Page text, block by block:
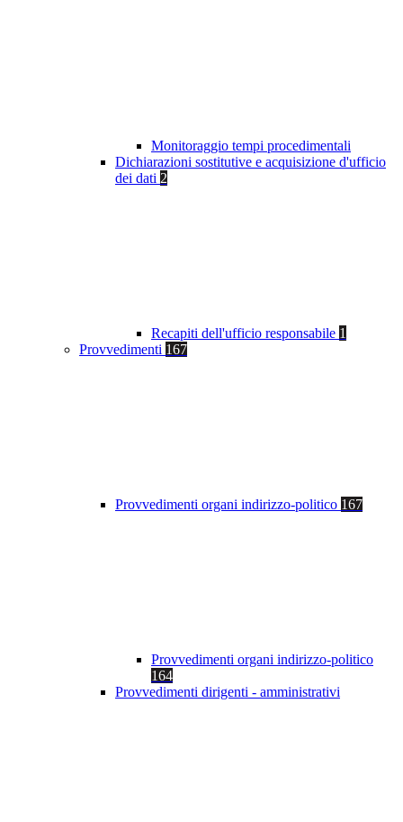
Monitoraggio tempi procedimentali
Dichiarazioni sostitutive e acquisizione d'ufficio
dei dati 2
Recapiti dell'ufficio responsabile 1
Provvedimenti 167
Provvedimenti organi indirizzo-politico 167
Provvedimenti organi indirizzo-politico
164
Provvedimenti dirigenti - amministrativi